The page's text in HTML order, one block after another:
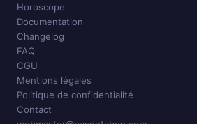
Horoscope
Documentation
Changelog
FAQ
CGU
Mentions légales
Politique de confidentialité
Contact